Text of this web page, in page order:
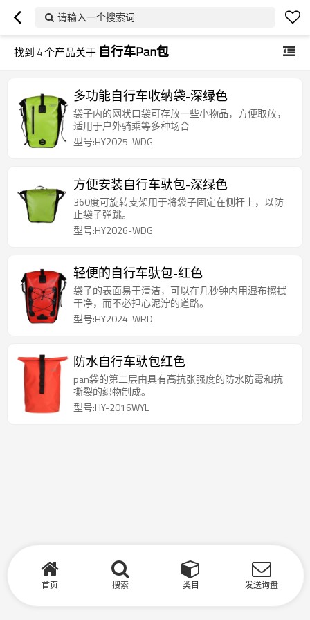
请输入一个搜索词
找到 4个产品关于 自行车Pan包
多功能自行车收纳袋-深绿色
袋子内的网状口袋可存放一些小物品，方便取放，
适用于户外骑乘等多种场合
型号:HY2025-WDG
方便安装自行车驮包-深绿色
360度可旋转支架用于将袋子固定在侧杆上，以防
止袋子弹跳。
型号:HY2026-WDG
轻便的自行车驮包-红色
袋子的表面易于清洁，可以在几秒钟内用湿布擦拭
干净，而不必担心泥泞的道路。
型号:HY2024-WRD
防水自行车驮包红色
pan袋的第二层由具有高抗张强度的防水防霉和抗
撕裂的织物制成。
型号:HY-2016WYL
首页 搜索 类目 发送询盘